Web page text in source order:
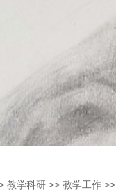
教学科研 >> 教学工作